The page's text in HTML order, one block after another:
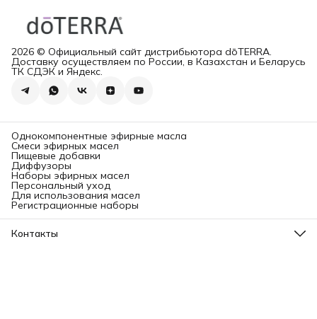
2026 © Официальный сайт дистрибьютора dōTERRA.
Доставку осуществляем по России, в Казахстан и Беларусь
ТК СДЭК и Яндекс.
Однокомпонентные эфирные масла
Смеси эфирных масел
Пищевые добавки
Диффузоры
Наборы эфирных масел
Персональный уход
Для использования масел
Регистрационные наборы
Контакты